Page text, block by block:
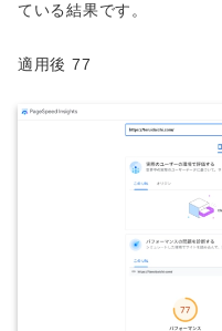
ている結果です。
適用後 77